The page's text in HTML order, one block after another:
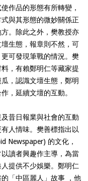
作品的形態有所轉變，
與其形態的微妙關係正
。除此之外，樊教授亦
生態，報章則不然，可
可發現筆戰的情況。樊
，有賴鄭明仁等藏家提
，認識文壇生態，鄭明
，延續文壇的互動。
昔日報業與社會的互動
人情味。樊善標指出以
Newspaper) 的文化，
以讀者興趣作主導，為當
提供不少娛樂。鄭明仁
「中區麗人」故事 ，他